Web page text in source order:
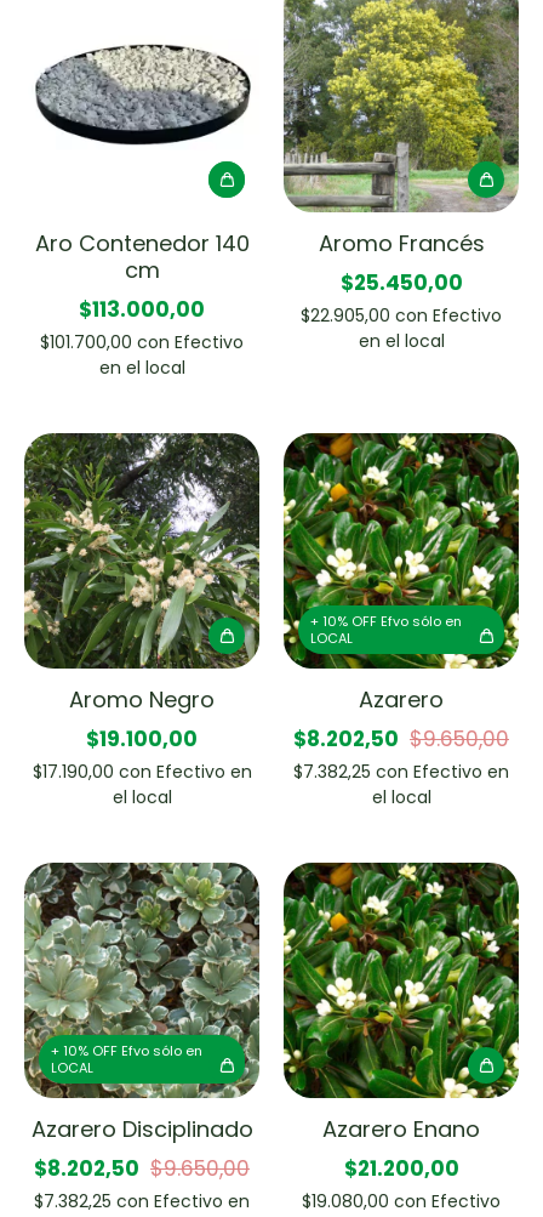
Aro Contenedor 140
cm
$113.000,00
$101.700,00 con Efectivo
en el local
Aromo Francés
$25.450,00
$22.905,00 con Efectivo
en el local
Aromo Negro
$19.100,00
$17.190,00 con Efectivo en
el local
+ 10% OFF Efvo sólo en
LOCAL
Azarero
$8.202,50 $9.650,00
$7.382,25 con Efectivo en
el local
+ 10% OFF Efvo sólo en
LOCAL
Azarero Disciplinado
$8.202,50 $9.650,00
$7.382,25 con Efectivo en
Azarero Enano
$21.200,00
$19.080,00 con Efectivo